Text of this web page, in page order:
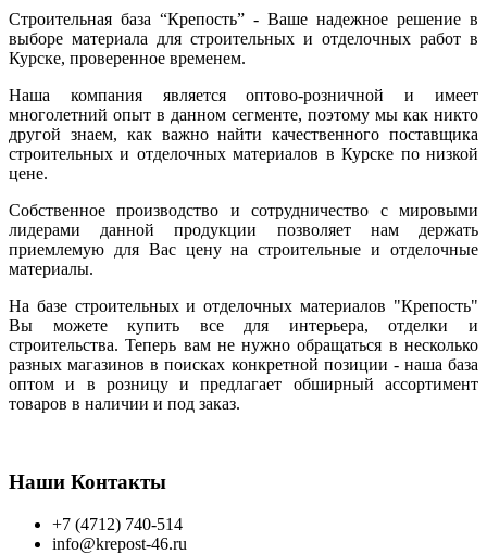
Строительная база “Крепость” - Ваше надежное решение в
выборе материала для строительных и отделочных работ в
Курске, проверенное временем.
Наша компания является оптово-розничной и имеет
многолетний опыт в данном сегменте, поэтому мы как никто
другой знаем, как важно найти качественного поставщика
строительных и отделочных материалов в Курске по низкой
цене.
Собственное производство и сотрудничество с мировыми
лидерами данной продукции позволяет нам держать
приемлемую для Вас цену на строительные и отделочные
материалы.
На базе строительных и отделочных материалов "Крепость"
Вы можете купить все для интерьера, отделки и
строительства. Теперь вам не нужно обращаться в несколько
разных магазинов в поисках конкретной позиции - наша база
оптом и в розницу и предлагает обширный ассортимент
товаров в наличии и под заказ.
Наши Контакты
+7 (4712) 740-514
info@krepost-46.ru